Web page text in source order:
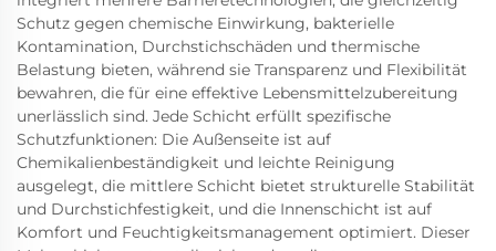
Schutz gegen chemische Einwirkung, bakterielle
Kontamination, Durchstichschäden und thermische
Belastung bieten, während sie Transparenz und Flexibilität
bewahren, die für eine effektive Lebensmittelzubereitung
unerlässlich sind. Jede Schicht erfüllt spezifische
Schutzfunktionen: Die Außenseite ist auf
Chemikalienbeständigkeit und leichte Reinigung
ausgelegt, die mittlere Schicht bietet strukturelle Stabilität
und Durchstichfestigkeit, und die Innenschicht ist auf
Komfort und Feuchtigkeitsmanagement optimiert. Dieser